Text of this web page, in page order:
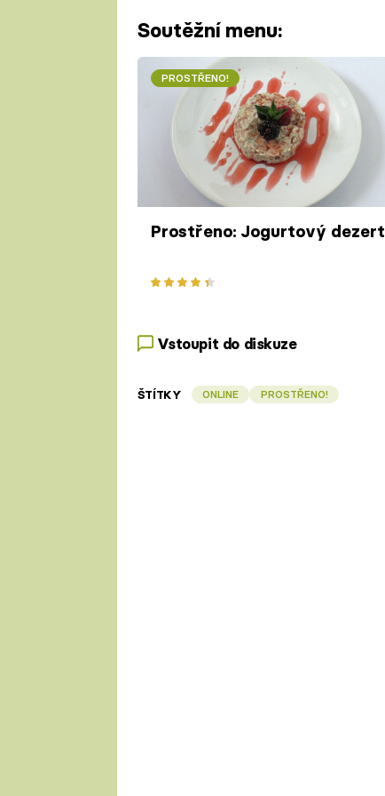
Soutěžní menu:
PROSTŘENO!
Prostřeno: Jogurtový dezert
Vstoupit do diskuze
ŠTÍTKY ONLINE PROSTŘENO!